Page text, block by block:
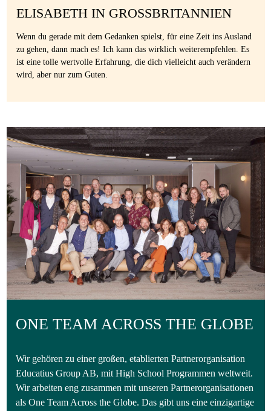
ELISABETH IN GROSSBRITANNIEN
Wenn du gerade mit dem Gedanken spielst, für eine Zeit ins Ausland
zu gehen, dann mach es! Ich kann das wirklich weiterempfehlen. Es
ist eine tolle wertvolle Erfahrung, die dich vielleicht auch verändern
wird, aber nur zum Guten.
ONE TEAM ACROSS THE GLOBE
Wir gehören zu einer großen, etablierten Partnerorganisation
Educatius Group AB, mit High School Programmen weltweit.
Wir arbeiten eng zusammen mit unseren Partnerorganisationen
als One Team Across the Globe. Das gibt uns eine einzigartige